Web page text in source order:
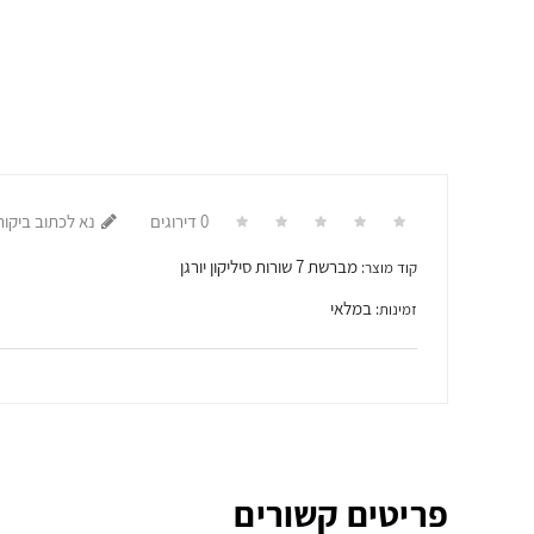
0 דירוגים נא לכתוב
קוד מוצר: מברשת 7 שורות סיליקון יורגן
זמינות: במלאי
פריטים קשורים